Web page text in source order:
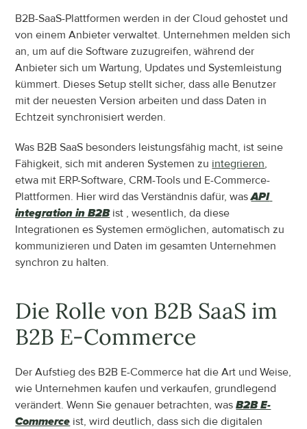
B2B-SaaS-Plattformen werden in der Cloud gehostet und
von einem Anbieter verwaltet. Unternehmen melden sich
an, um auf die Software zuzugreifen, während der
Anbieter sich um Wartung, Updates und Systemleistung
kümmert. Dieses Setup stellt sicher, dass alle Benutzer
mit der neuesten Version arbeiten und dass Daten in
Echtzeit synchronisiert werden.
Was B2B SaaS besonders leistungsfähig macht, ist seine
Fähigkeit, sich mit anderen Systemen zu integrieren,
etwa mit ERP-Software, CRM-Tools und E-Commerce-
Plattformen. Hier wird das Verständnis dafür, was API
integration in B2B ist , wesentlich, da diese
Integrationen es Systemen ermöglichen, automatisch zu
kommunizieren und Daten im gesamten Unternehmen
synchron zu halten.
Die Rolle von B2B SaaS im
B2B E-Commerce
Der Aufstieg des B2B E-Commerce hat die Art und Weise,
wie Unternehmen kaufen und verkaufen, grundlegend
verändert. Wenn Sie genauer betrachten, was B2B E-
Commerce ist, wird deutlich, dass sich die digitalen